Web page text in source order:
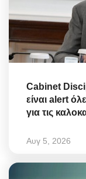
Cabinet
είναι alert
για τις
Αυγ 5, 2026